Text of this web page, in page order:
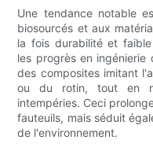
Une tendance notable
biosourcés et aux
la fois durabilité et
les progrès en
des composites imitant
ou du rotin, tout en
intempéries. Ceci
fauteuils, mais séduit
de l'environnement.